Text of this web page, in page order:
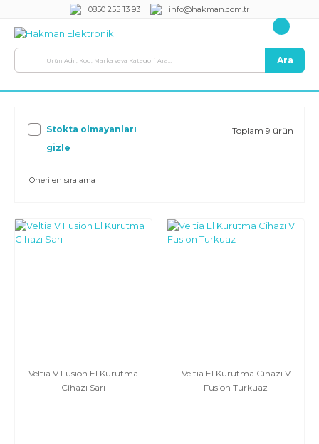
0850 255 13 93 info@hakman.com.tr
Ara
Stokta olmayanları
gizle
Toplam 9 ürün
Veltia V Fusion El Kurutma
Cihazı Sarı
Veltia El Kurutma Cihazı V
Fusion Turkuaz